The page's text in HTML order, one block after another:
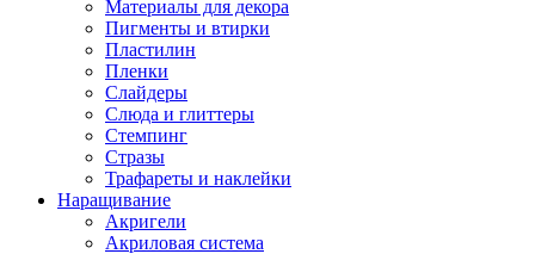
Материалы для декора
Пигменты и втирки
Пластилин
Пленки
Слайдеры
Слюда и глиттеры
Стемпинг
Стразы
Трафареты и наклейки
Наращивание
Акригели
Акриловая система